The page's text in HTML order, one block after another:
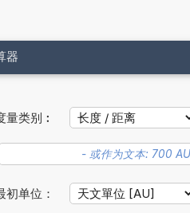
器
量类别︰
初单位：